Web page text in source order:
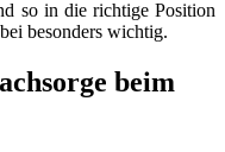
so in die richtige Position
besonders wichtig.
beim